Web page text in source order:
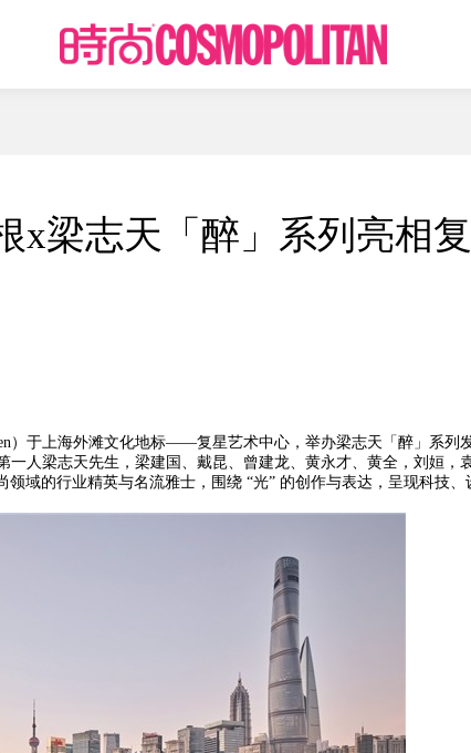
x梁志天「醉」系列亮相复
）于上海外滩文化地标——复星艺术中心，举办梁志天「醉」系列
人梁志天先生，梁建国、戴昆、曾建龙、黄永才、黄全，刘姮，
域的行业精英与名流雅士，围绕 “光” 的创作与表达，呈现科技、